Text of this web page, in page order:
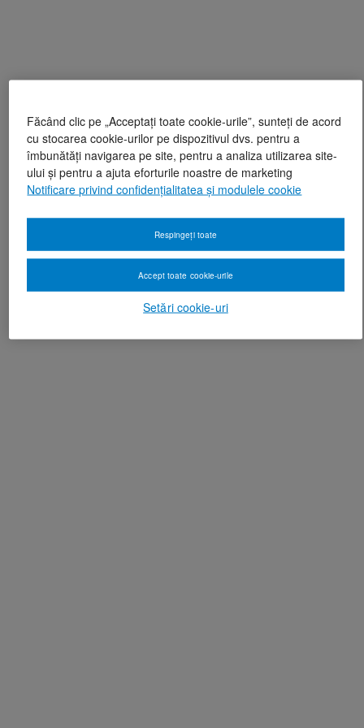
Făcând clic pe „Acceptați toate cookie-urile”, sunteți de acord
cu stocarea cookie-urilor pe dispozitivul dvs. pentru a
îmbunătăți navigarea pe site, pentru a analiza utilizarea site-
ului și pentru a ajuta eforturile noastre de marketing
Notificare privind confidențialitatea și modulele cookie
Setări cookie-uri
Respingeți toate
Accept toate cookie-urile